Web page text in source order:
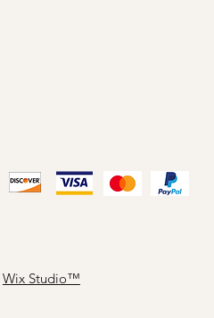
Wix Studio™